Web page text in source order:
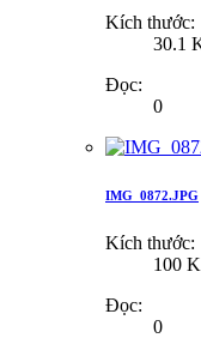
Kích thước:
30.1
Đọc:
0
IMG_0872.JPG
Kích thước:
100
Đọc:
0